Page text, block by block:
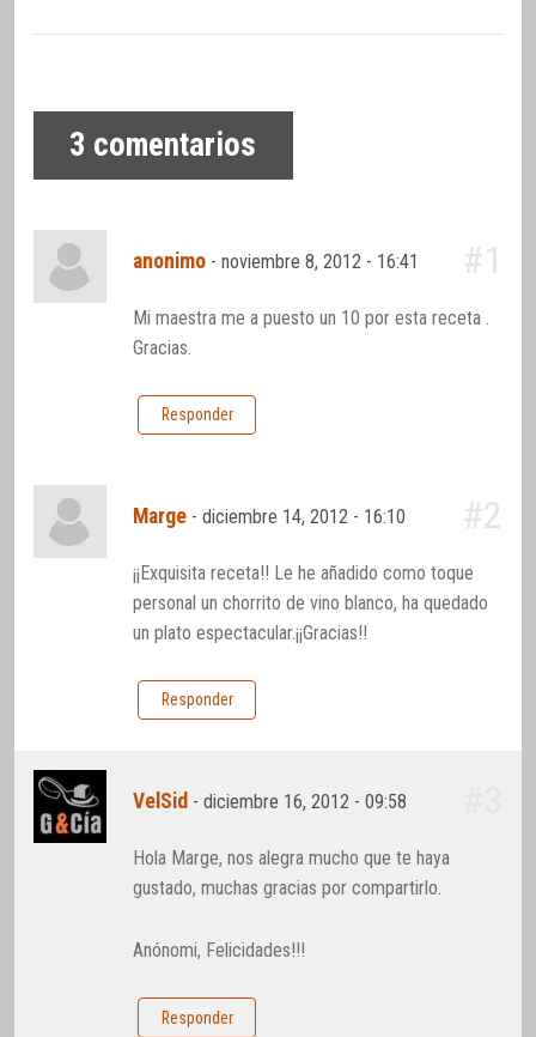
3 comentarios
anonimo -noviembre 8, 2012 - 16:41 #1
Mi maestra me a puesto un 10 por esta receta .
Gracias.
Responder
Marge -diciembre 14, 2012 - 16:10 #2
¡¡Exquisita receta!! Le he añadido como toque
personal un chorrito de vino blanco, ha quedado
un plato espectacular.¡¡Gracias!!
Responder
VelSid -diciembre 16, 2012 - 09:58
Hola Marge, nos alegra mucho que te haya
gustado, muchas gracias por compartirlo.
Anónomi, Felicidades!!!
Responder